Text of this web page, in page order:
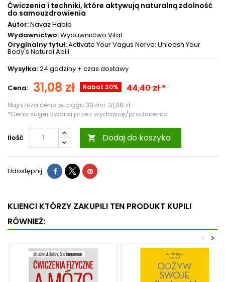
Ćwiczenia i techniki, które aktywują naturalną zdolność
do samouzdrowienia
Autor:Navaz Habib
Wydawnictwo:Wydawnictwo Vital
Oryginalny tytuł:Activate Your Vagus Nerve: Unleash Your
Body's Natural Abili
Wysyłka:24 godziny + czas dostawy
Cena: 31,08 zł Rabat 30% 44,40 zł *
Najniższa cena w ciągu 30 dni: 31,08 zł
*Cena sugerowana przez wydawcę/producenta
Ilość  Dodaj do koszyka
Udostępnij
KLIENCI KTÓRZY ZAKUPILI TEN PRODUKT KUPILI
RÓWNIEŻ:
>
<